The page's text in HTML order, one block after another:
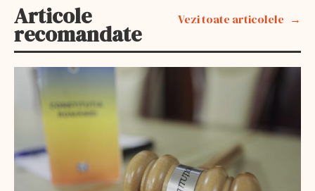
Articole
recomandate
Vezi toate articolele